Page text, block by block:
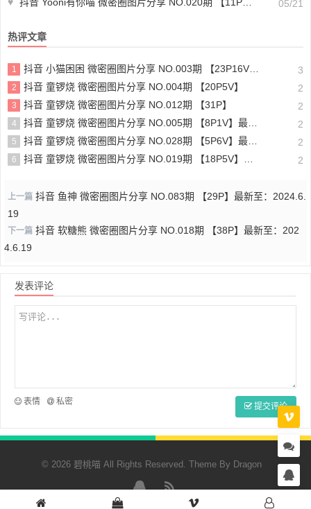
05/21
热评文章
1 抖音 小猫困困 微密圈图片分享 NO.003期 【23P16V】最新至：2025.1.23 3
2 抖音 童锣烧 微密圈图片分享 NO.004期 【20P5V】 2
3 抖音 童锣烧 微密圈图片分享 NO.012期 【31P】 2
4 抖音 童锣烧 微密圈图片分享 NO.005期 【8P1V】最新至：2023.6.11 2
5 抖音 童锣烧 微密圈图片分享 NO.028期 【5P6V】最新至：2025.4.9 2
6 抖音 童锣烧 微密圈图片分享 NO.019期 【18P5V】最新至：2024.11.27 2
上一篇 抖音 鱼神 微密圈图片分享 NO.083期 【29P】最新至：2024.6.
19
下一篇 抖音 软糖熊 微密圈图片分享 NO.018期 【38P】最新至：202
4.6.19
发表评论
表情 私密 提交评论
© 2026 碧桃喵 All Rights Reserved. Theme By Dragon